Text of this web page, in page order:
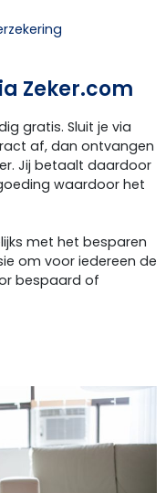
Zeker.com
gratis. Sluit je via
af, dan ontvangen
Jij betaalt daardoor
waardoor het
met het besparen
om voor iedereen de
bespaard of